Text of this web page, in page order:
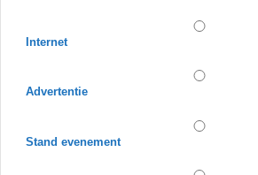
Internet
Advertentie
Stand evenement